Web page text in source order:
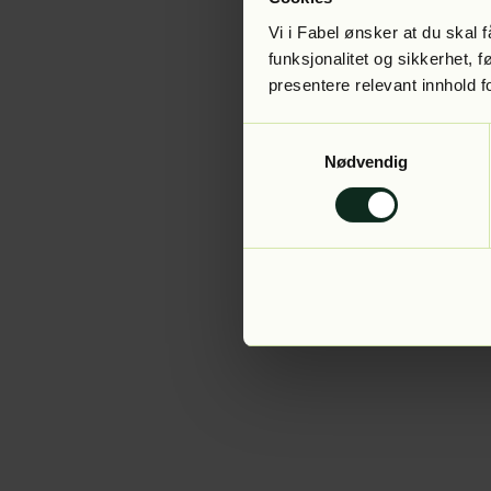
Vi i Fabel ønsker at du skal
funksjonalitet og sikkerhet,
presentere relevant innhold
Nødvendig
Application